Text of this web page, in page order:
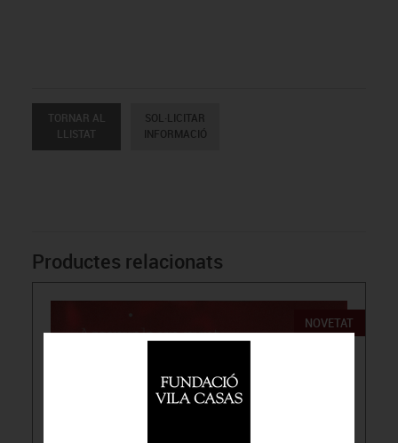
TORNAR AL
LLISTAT
SOL·LICITAR
INFORMACIÓ
Productes relacionats
NOVETAT